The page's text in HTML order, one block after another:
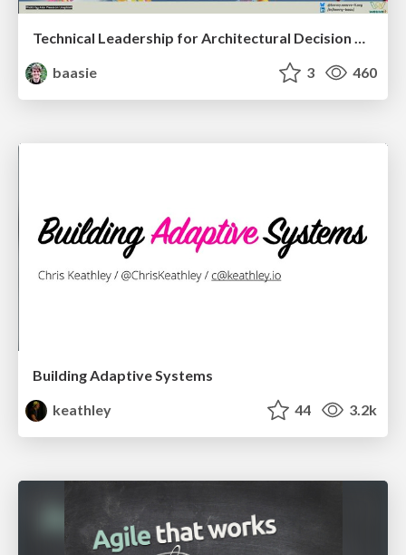
Technical Leadership for Architectural Decision Making
baasie
3 460
Building Adaptive Systems
keathley
44 3.2k